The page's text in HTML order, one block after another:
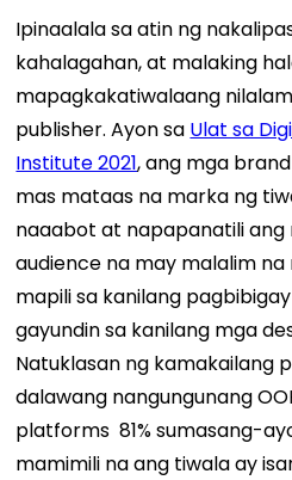
Ipinaalala sa atin ng
kahalagahan, at malaking
mapagkakatiwalaang
publisher. Ayon sa Ulat sa
Institute 2021, ang mga
mas mataas na marka ng
naaabot at napapanatili ang
audience na may malalim
mapili sa kanilang
gayundin sa kanilang mga
Natuklasan ng kamakailang
dalawang nangungunang
platforms 81%sumasang-
mamimili na ang tiwala ay